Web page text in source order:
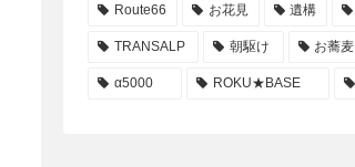
Route66 お花見 遺構
TRANSALP 朝駆け お蕎麦
α5000 ROKU★BASE